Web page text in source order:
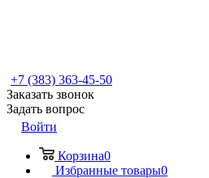
+7 (383) 363-45-50
Заказать звонок
Задать вопрос
Войти
Корзина0
Избранные товары0